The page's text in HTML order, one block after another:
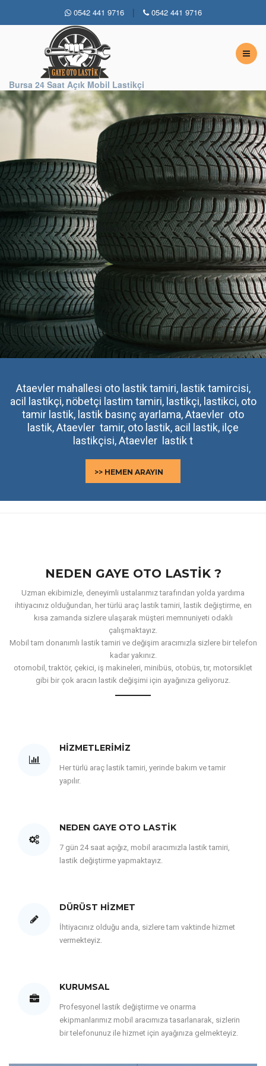
0542 441 9716 | 0542 441 9716
Bursa 24 Saat Açık Mobil Lastikçi
Ataevler mahallesi oto lastik tamiri, lastik tamircisi,
acil lastikçi, nöbetçi lastim tamiri, lastikçi, lastikci, oto
tamir lastik, lastik basınç ayarlama, Ataevler oto
lastik, Ataevler tamir, oto lastik, acil lastik, ilçe
lastikçisi, Ataevler lastik t
>> HEMEN ARAYIN
NEDEN GAYE OTO LASTIK ?
Uzman ekibimizle, deneyimli ustalarımız tarafından yolda yardıma
ihtiyacınız olduğundan, her türlü araç lastik tamiri, lastik değiştirme, en
kısa zamanda sizlere ulaşarak müşteri memnuniyeti odaklı
çalışmaktayız.
Mobil tam donanımlı lastik tamiri ve değişim aracımızla sizlere bir telefon
kadar yakınız.
otomobil, traktör, çekici, iş makineleri, minibüs, otobüs, tır, motorsiklet
gibi bir çok aracın lastik değişimi için ayağınıza geliyoruz.
HIZMETLERIMIZ
Her türlü araç lastik tamiri, yerinde bakım ve tamir
yapılır.
NEDEN GAYE OTO LASTIK
7 gün 24 saat açığız, mobil aracımızla lastik tamiri,
lastik değiştirme yapmaktayız.
DÜRÜST HIZMET
İhtiyacınız olduğu anda, sizlere tam vaktinde hizmet
vermekteyiz.
KURUMSAL
Profesyonel lastik değiştirme ve onarma
ekipmanlarımız mobil aracımıza tasarlanarak, sizlerin
bir telefonunuz ile hizmet için ayağınıza gelmekteyiz.